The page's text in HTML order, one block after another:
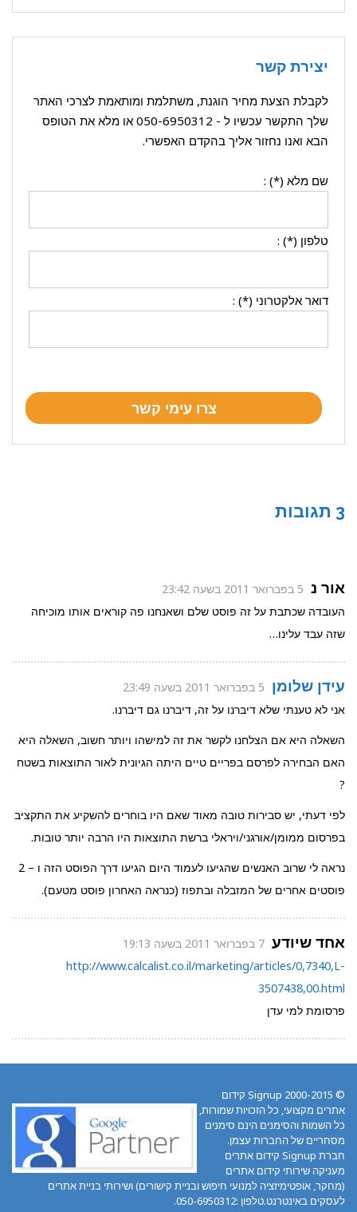
יצירת קשר
לקבלת הצעת מחיר הוגנת, משתלמת ומותאמת לצרכי האתר
שלך התקשר עכשיו ל - 050-6950312 או מלא את הטופס
הבא ואנו נחזור אליך בהקדם האפשרי.
שם מלא (*) :
טלפון (*) :
דואר אלקטרוני (*) :
3 תגובות
אור נ 5 בפברואר 2011 בשעה 23:42
העובדה שכתבת על זה פוסט שלם ושאנחנו פה קוראים אותו מוכיחה
שזה עבד עלינו…
עידן שלומן 5 בפברואר 2011 בשעה 23:49
אני לא טענתי שלא דיברנו על זה, דיברנו גם דיברנו.
השאלה היא אם הצלחנו לקשר את זה למישהו ויותר חשוב, השאלה היא
האם הבחירה לפרסם בפריים טיים היתה הגיונית לאור התוצאות בשטח
?
לפי דעתי, יש סבירות טובה מאוד שאם היו בוחרים להשקיע את התקציב
בפרסום ממומן/אורגני/ויראלי ברשת התוצאות היו הרבה יותר טובות.
נראה לי שרוב האנשים שהגיעו לעמוד היום הגיעו דרך הפוסט הזה ו – 2
פוסטים אחרים של המזבלה ובתפוז (כנראה האחרון פוסט מטעם).
אחד שיודע 7 בפברואר 2011 בשעה 19:13
http://www.calcalist.co.il/marketing/articles/0,7340,L-
3507438,00.html
פרסומת למי עדן
© 2000-2015 Signup קידום
אתרים מקצועי, כל הזכויות שמורות,
כל השמות והסימנים הינם סימנים
מסחריים של החברות עצמן.
חברת Signup קידום אתרים
מעניקה שירותי קידום אתרים
(מחקר, אופטימיזציה למנועי חיפוש ובניית קישורים) ושירותי בניית אתרים
לעסקים באינטרנט.טלפון :050-6950312.